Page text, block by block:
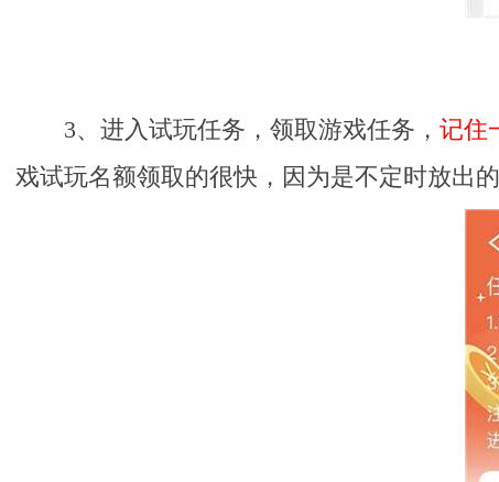
3、进入试玩任务，领取游戏任务， 记住
戏试玩名额领取的很快，因为是不定时放出